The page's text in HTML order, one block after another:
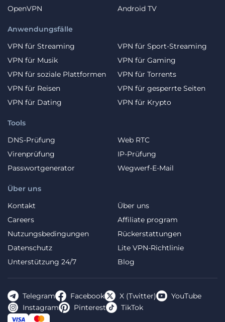
OpenVPN
Android TV
Anwendungsfälle
VPN für Streaming
VPN für Sport-Streaming
VPN für Musik
VPN für Gaming
VPN für soziale Plattformen
VPN für Torrents
VPN für Reisen
VPN für gesperrte Seiten
VPN für Dating
VPN für Krypto
Über uns
Kontakt
Über uns
Careers
Affiliate program
Nutzungsbedingungen
Rückerstattungen
Datenschutz
Lite VPN-Richtlinie
Unterstützung 24/7
Blog
Tools
DNS-Prüfung
Web RTC
Virenprüfung
IP-Prüfung
Passwortgenerator
Wegwerf-E-Mail
Telegram Facebook X (Twitter)
YouTube
Instagram
Pinterest TikTok